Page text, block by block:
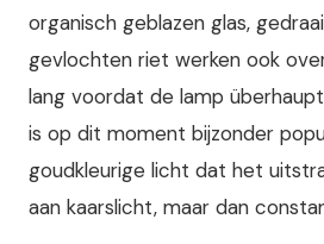
organisch geblazen glas,
gevlochten riet werken ook
lang voordat de lamp
is op dit moment bijzonder
goudkleurige licht dat het
aan kaarslicht, maar dan